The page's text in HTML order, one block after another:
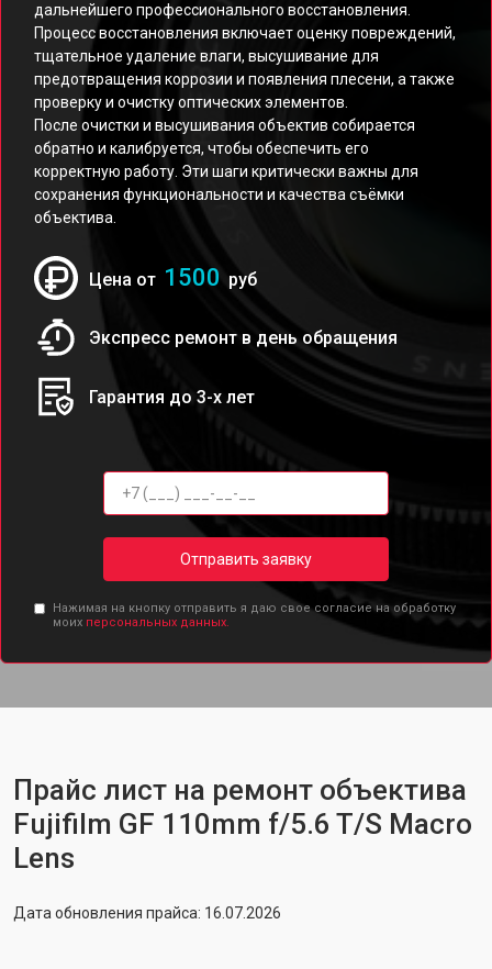
дальнейшего профессионального восстановления.
Процесс восстановления включает оценку повреждений,
тщательное удаление влаги, высушивание для
предотвращения коррозии и появления плесени, а также
проверку и очистку оптических элементов.
После очистки и высушивания объектив собирается
обратно и калибруется, чтобы обеспечить его
корректную работу. Эти шаги критически важны для
сохранения функциональности и качества съёмки
объектива.
Цена от 1500 руб
Экспресс ремонт в день обращения
Гарантия до 3-х лет
Отправить заявку
Нажимая на кнопку отправить я даю свое согласие на обработку
моих персональных данных.
Прайс лист на ремонт объектива
Fujifilm GF 110mm f/5.6 T/S Macro
Lens
Дата обновления прайса: 16.07.2026